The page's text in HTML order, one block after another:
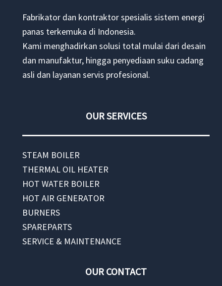
Fabrikator dan kontraktor spesialis sistem energi
panas terkemuka di Indonesia.
Kami menghadirkan solusi total mulai dari desain
dan manufaktur, hingga penyediaan suku cadang
asli dan layanan servis profesional.
OUR SERVICES
STEAM BOILER
THERMAL OIL HEATER
HOT WATER BOILER
HOT AIR GENERATOR
BURNERS
SPAREPARTS
SERVICE & MAINTENANCE
OUR CONTACT